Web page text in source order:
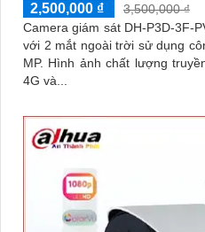
2,500,000 ₫
3,500,000 ₫
Camera giám sát DH-P3D-3F-
với 2 mắt ngoài trời sử dụng
MP. Hình ảnh chất lượng truyền qua mạng 4G hỗ trợ mạng
4G và...